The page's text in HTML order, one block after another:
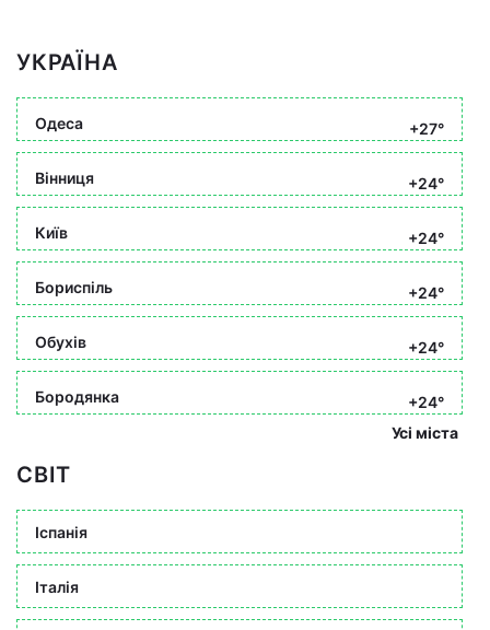
УКРАЇНА
Одеса +27°
Вінниця +24°
Київ +24°
Бориспіль +24°
Обухів +24°
Бородянка
+24°
Усі міста
СВІТ
Іспанія
Італія